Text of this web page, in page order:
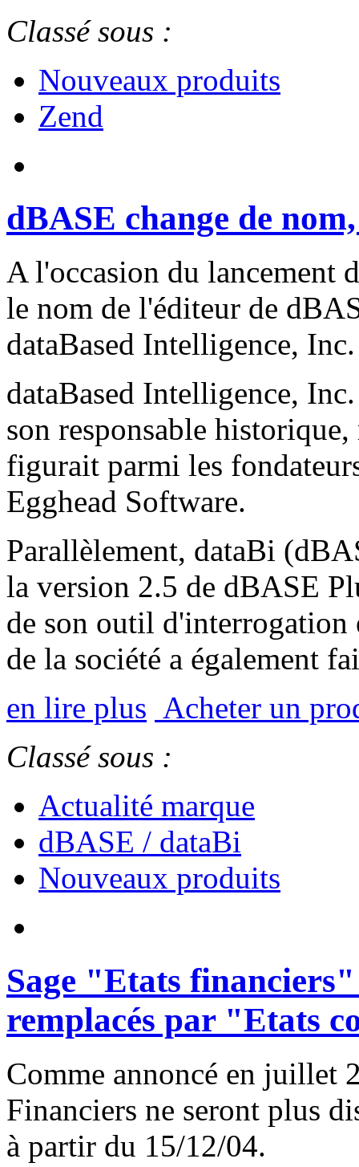
Classé sous :
Nouveaux produits
Zend
dBASE change de
A l'occasion du lancement
le nom de l'éditeur de
dataBased Intelligence,
dataBased Intelligence,
son responsable
figurait parmi les
Egghead Software.
Parallèlement, dataBi
la version 2.5 de dBASE
de son outil d'interrogation
de la société a également
en lire plus Acheter un
Classé sous :
Actualité marque
dBASE / dataBi
Nouveaux produits
Sage "Etats financiers"
remplacés par "Etats
Comme annoncé en juillet
Financiers ne seront plus
à partir du 15/12/04.